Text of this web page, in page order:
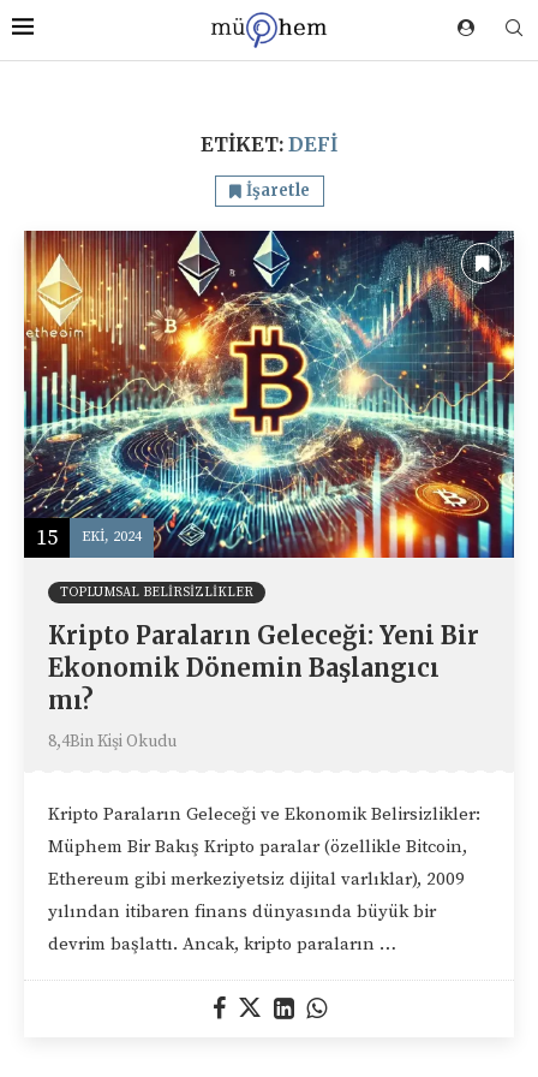
ETIKET: DEFI
İşaretle
15 EKI, 2024
TOPLUMSAL BELIRSIZLIKLER
Kripto Paraların Geleceği: Yeni Bir
Ekonomik Dönemin Başlangıcı
mı?
8,4Bin Kişi Okudu
Kripto Paraların Geleceği ve Ekonomik Belirsizlikler:
Müphem Bir Bakış Kripto paralar (özellikle Bitcoin,
Ethereum gibi merkeziyetsiz dijital varlıklar), 2009
yılından itibaren finans dünyasında büyük bir
devrim başlattı. Ancak, kripto paraların …